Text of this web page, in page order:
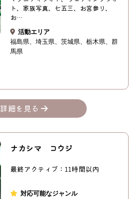
ト、家族写真、七五三、お宮参り、
お…
活動エリア
福島県
埼玉県 茨城県 栃木県
群
馬県
詳細を見る
ナカシマ コウジ
最終アクティブ：11時間以内
対応可能なジャンル